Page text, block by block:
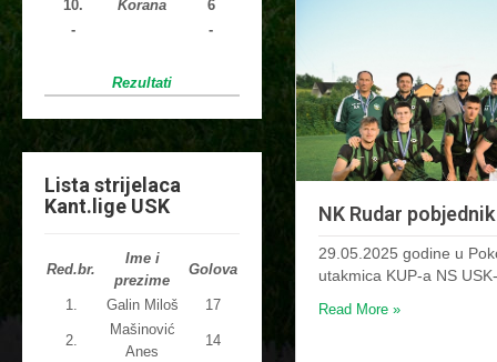
10.
Korana
6
-
-
Rezultati
Lista strijelaca
Kant.lige USK
Red.br.
Ime i
prezime
Golova
1. Galin Miloš 17
2.
Mašinović
Anes
14
NK Rudar
29.05.2025 godine u
utakmica KUP-a NS
Read More »